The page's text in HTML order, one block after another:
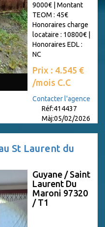
9000€ | Montant
TEOM : 45€
Honoraires charge
locataire : 10800€ |
Honoraires EDL :
NC
Prix : 4.545 €
/mois C.C
Contacter l'agence
Réf:414437
Màj:05/02/2026
St Laurent du
Guyane / Saint
Laurent Du
Maroni 97320
/ T1